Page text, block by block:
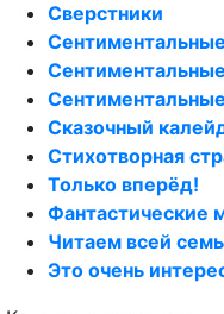
Сверстники
Сказочный
Стихотворная
Только вперёд!
Фантастические
Читаем всей
Это очень